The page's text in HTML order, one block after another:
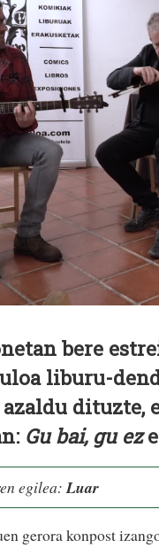
bere
liburu-
dituzte,
Gu bai, gu ez
egilea:Luar
gerora konpost